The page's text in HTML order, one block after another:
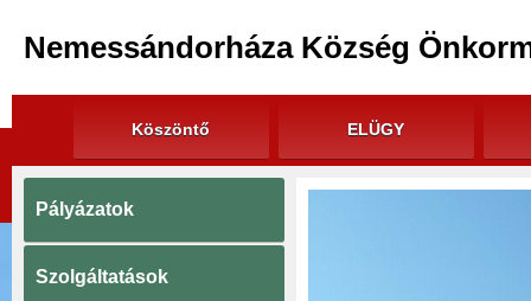
Nemessándorháza Község
Köszöntő ELÜGY
Pályázatok
Szolgáltatások